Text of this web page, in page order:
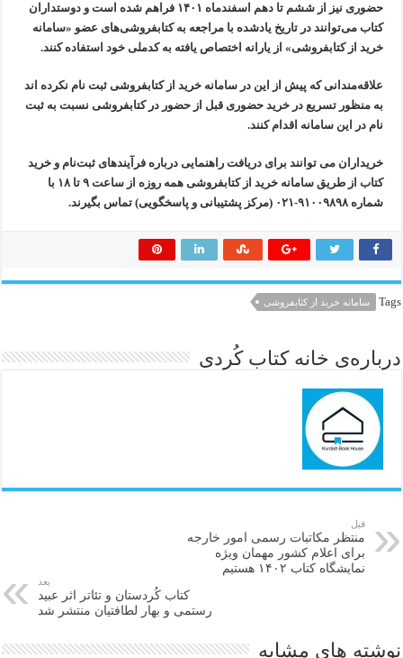
حضوری نیز از ششم تا دهم اسفندماه ۱۴۰۱ فراهم شده است و دوستداران
کتاب می‌توانند در تاریخ یادشده با مراجعه به کتابفروشی‌های عضو «سامانه‌
خرید از کتابفروشی» از یارانه‌ اختصاص یافته به کدملی خود استفاده کنند.
علاقه‌مندانی که پیش از این در سامانه خرید از کتابفروشی ثبت نام نکرده اند
به منظور تسریع در خرید حضوری قبل از حضور در کتابفروشی نسبت به ثبت
نام در این سامانه اقدام کنند.
خریداران می توانند برای دریافت راهنمایی درباره فرآیندهای ثبت‌نام و خرید
کتاب از طریق سامانه خرید از کتابفروشی همه روزه از ساعت ۹ تا ۱۸ با
شماره ۹۱۰۰۹۸۹۸-۰۲۱ (مرکز پشتیبانی و پاسخگویی) تماس بگیرند.
Tags سامانه خرید از کتابفروشی
درباره‌ی خانه کتاب کُردی
قبل
منتظر مکاتبات رسمی امور خارجه
برای اعلام کشور مهمان ویژه
نمایشگاه کتاب ۱۴۰۲ هستیم
بعد
کتاب کُردستان و تئاتر اثر عبید
رستمی و بهار لطافتیان منتشر شد
نوشته های مشابه